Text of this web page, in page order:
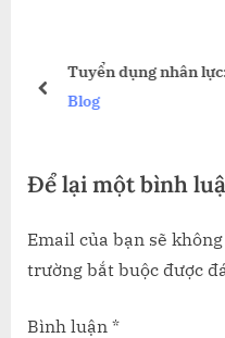
o
:
t
Tuyển dụng nhân
Blog
prev
Để lại một bình
Email của bạn sẽ
trường bắt buộc được
Bình luận *